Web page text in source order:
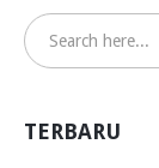
TERBARU